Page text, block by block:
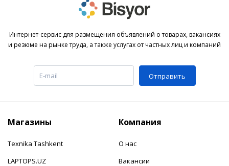
Интернет-сервис для размещения объявлений о товарах, вакансиях
и резюме на рынке труда, а также услугах от частных лиц и компаний
Отправить
Магазины
Texnika Tashkent
LAPTOPS.UZ
Компания
О нас
Вакансии